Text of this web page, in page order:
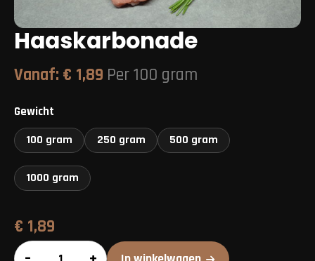
Haaskarbonade
Vanaf: € 1,89 Per 100 gram
Gewicht
100 gram 250 gram 500 gram
1000 gram
€ 1,89
Haaskarbonade